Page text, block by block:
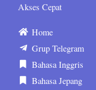
Akses Cepat
Home
Grup Telegram
Bahasa Inggris
Bahasa Jepang